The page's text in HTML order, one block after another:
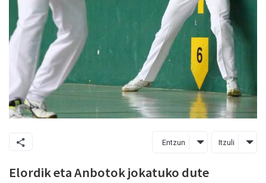
Entzun Itzuli
Elordik eta Anbotok jokatuko dute